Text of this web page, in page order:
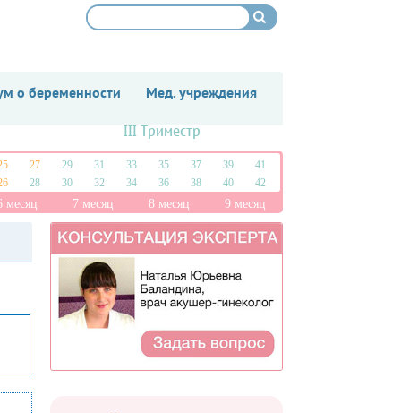
о беременности Мед. учреждения
III Триместр
27 29 31 33 35 37 39
41
28 30 32 34 36 38 40 42
месяц 7 месяц 8 месяц 9 месяц